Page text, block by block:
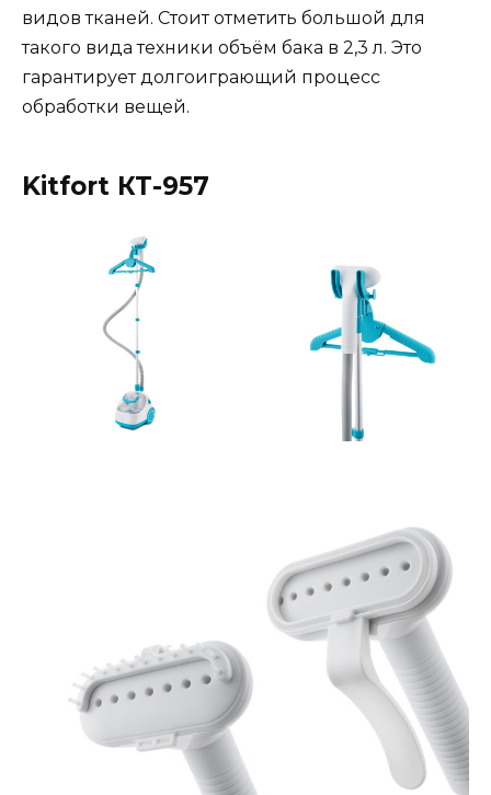
видов тканей. Стоит отметить большой для
такого вида техники объём бака в 2,3 л. Это
гарантирует долгоиграющий процесс
обработки вещей.
Kitfort КТ-957